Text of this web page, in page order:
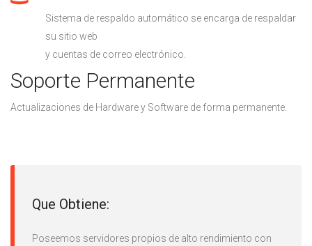
Sistema de respaldo automático se encarga de respaldar
su sitio web
y cuentas de correo electrónico.
Soporte Permanente
Actualizaciones de Hardware y Software de forma permanente.
Que Obtiene:
Poseemos servidores propios de alto rendimiento con